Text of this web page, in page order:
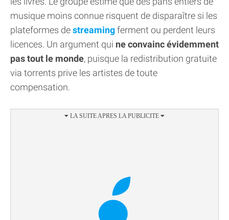
musique moins connue risquent de disparaître si les
plateformes destreamingferment ou perdent leurs
licences. Un argument qui ne convainc évidemment
pas tout le monde, puisque la redistribution gratuite
via torrents prive les artistes de toute
compensation.